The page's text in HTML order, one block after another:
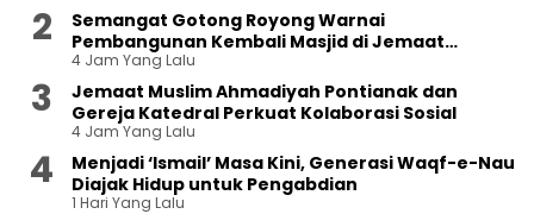
Semangat Gotong Royong Warnai
Pembangunan Kembali Masjid di Jemaat
Ahmadiyah Sukapura
4 Jam Yang Lalu
Jemaat Muslim Ahmadiyah Pontianak dan
Gereja Katedral Perkuat Kolaborasi Sosial
4 Jam Yang Lalu
Menjadi ‘Ismail’ Masa Kini, Generasi Waqf-e-Nau
Diajak Hidup untuk Pengabdian
1 Hari Yang Lalu